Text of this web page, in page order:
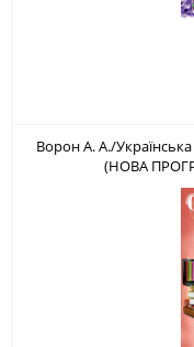
Ворон А. А./
(НОВА